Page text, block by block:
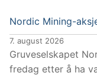
Nordic Mining-
7. august 2026
Gruveselskapet
fredag etter å ha